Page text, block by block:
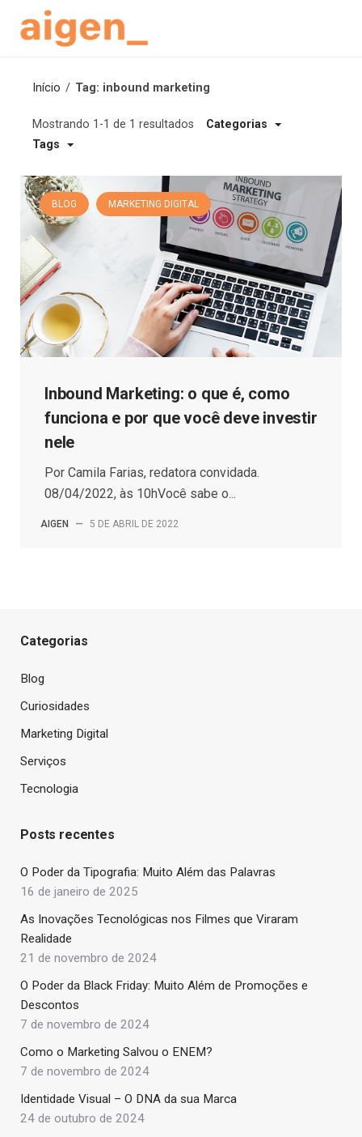
Início / Tag: inbound marketing
Mostrando 1-1 de 1 resultados
Categorias
Tags
BLOG MARKETING DIGITAL
Inbound Marketing: o que é, como
funciona e por que você deve investir
nele
Por Camila Farias, redatora convidada.
08/04/2022, às 10hVocê sabe o...
AIGEN — 5 DE ABRIL DE 2022
Categorias
Blog
Curiosidades
Marketing Digital
Serviços
Tecnologia
Posts recentes
O Poder da Tipografia: Muito Além das Palavras
16 de janeiro de 2025
As Inovações Tecnológicas nos Filmes que Viraram
Realidade
21 de novembro de 2024
O Poder da Black Friday: Muito Além de Promoções e
Descontos
7 de novembro de 2024
Como o Marketing Salvou o ENEM?
7 de novembro de 2024
Identidade Visual – O DNA da sua Marca
24 de outubro de 2024